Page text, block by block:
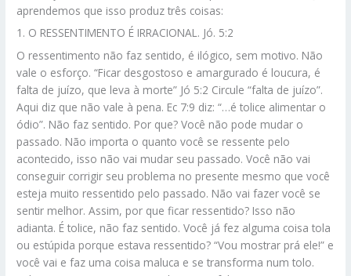
aprendemos que isso produz três coisas:
1. O RESSENTIMENTO É IRRACIONAL. Jó. 5:2
O ressentimento não faz sentido, é ilógico, sem motivo. Não
vale o esforço. “Ficar desgostoso e amargurado é loucura, é
falta de juízo, que leva à morte” Jó 5:2 Circule “falta de juízo”.
Aqui diz que não vale à pena. Ec 7:9 diz: “…é tolice alimentar o
ódio”. Não faz sentido. Por que? Você não pode mudar o
passado. Não importa o quanto você se ressente pelo
acontecido, isso não vai mudar seu passado. Você não vai
conseguir corrigir seu problema no presente mesmo que você
esteja muito ressentido pelo passado. Não vai fazer você se
sentir melhor. Assim, por que ficar ressentido? Isso não
adianta. É tolice, não faz sentido. Você já fez alguma coisa tola
ou estúpida porque estava ressentido? “Vou mostrar prá ele!” e
você vai e faz uma coisa maluca e se transforma num tolo.